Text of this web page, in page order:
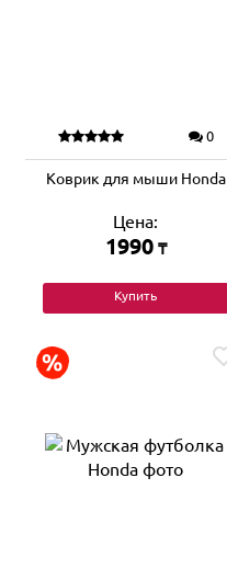
0
Коврик для мыши Honda
Цена:
1990 ₸
Купить